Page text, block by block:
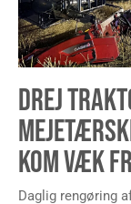
DREJ
KOM VÆK
Daglig rengøring